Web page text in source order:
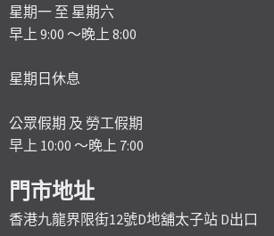
星期一 至 星期六
早上 9:00 ～晚上 8:00
星期日休息
公眾假期 及 勞工假期
早上 10:00 ～晚上 7:00
門市地址
香港九龍界限街12號D地舖太子站 D出口